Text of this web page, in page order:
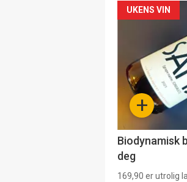
Forsiden
akkurat
nå
-
+
UKENS VIN
Biodynamisk
deg
169,90 er utrolig